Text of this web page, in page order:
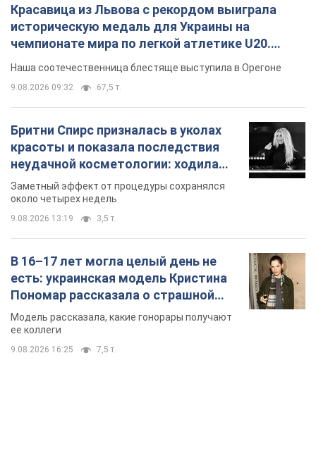
Красавица из Львова с рекордом выиграла
историческую медаль для Украины на
чемпионате мира по легкой атлетике U20.
Видео
Наша соотечественница блестяще выступила в Орегоне
9.08.2026 09:32 67,5 т.
Бритни Спирс призналась в уколах
красоты и показала последствия
неудачной косметологии: ходила
так почти месяц
Заметный эффект от процедуры сохранялся
около четырех недель
9.08.2026 13:19 3,5 т.
В 16–17 лет могла целый день не
есть: украинская модель Кристина
Пономар рассказала о страшной
стороне модельной карьеры
Модель рассказала, какие гонорары получают
ее коллеги
9.08.2026 16:25 7,5 т.